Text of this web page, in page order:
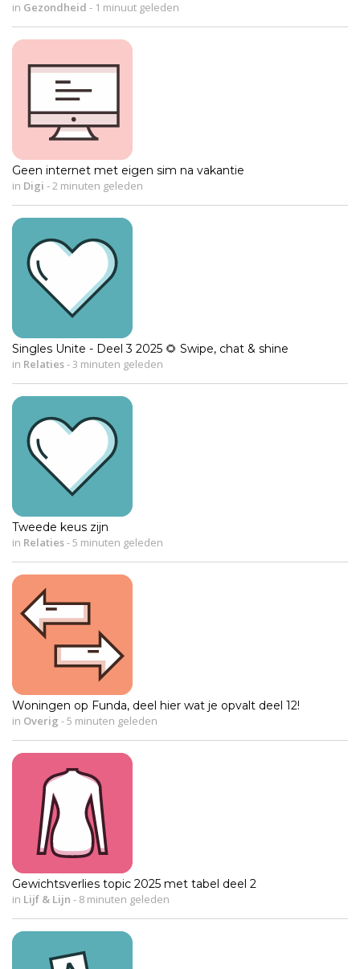
in Gezondheid - 1 minuut geleden
Geen internet met eigen sim na vakantie
in Digi - 2 minuten geleden
Singles Unite - Deel 3 2025 🌻 Swipe, chat & shine
in Relaties- 3 minuten geleden
Tweede keus zijn
in Relaties-5 minuten geleden
Woningen op Funda, deel hier wat je opvalt deel 12!
in Overig -5 minuten geleden
Gewichtsverlies topic 2025 met tabel deel 2
in Lijf & Lijn - 8 minuten geleden